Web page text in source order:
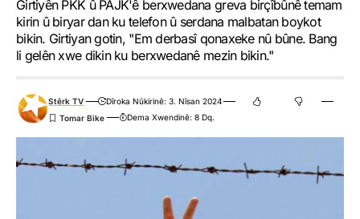
Girtiyên PKK û PAJK'ê berxwedana greva birçîbûnê temam
kirin û biryar dan ku telefon û serdana malbatan boykot
bikin. Girtiyan gotin, "Em derbasî qonaxeke nû bûne. Bang
li gelên xwe dikin ku berxwedanê mezin bikin."
Stêrk TV
Dîroka Nûkirinê: 3. Nîsan 2024
Dema Xwendinê: 8 Dq.